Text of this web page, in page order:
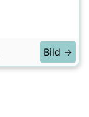
Bild →